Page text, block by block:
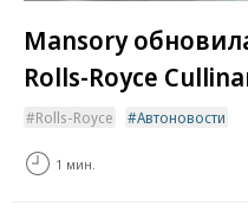
Mansory
Rolls-Royce
Rolls-Royce Автоновости
1 мин.